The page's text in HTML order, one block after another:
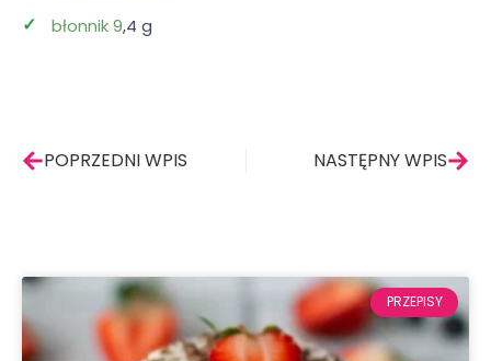
błonnik 9,4 g
POPRZEDNI WPIS NASTĘPNY WPIS
PRZEPISY